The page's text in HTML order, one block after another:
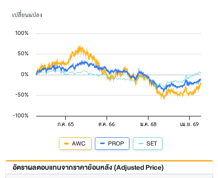
เปลี่ยนแปลง
AWC PROP SET
อัตราผลตอบแทนจากราคาย้อนหลัง (Adjusted Price)